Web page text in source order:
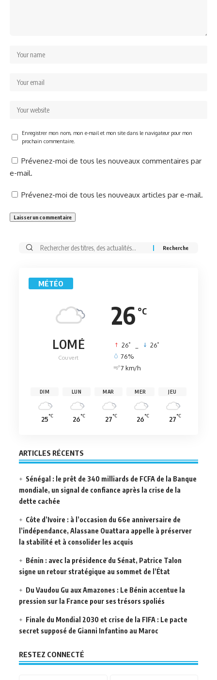
Enregistrer mon nom, mon e-mail et mon site dans le navigateur pour mon
prochain commentaire.
Prévenez-moi de tous les nouveaux commentaires par
e-mail.
Prévenez-moi de tous les nouveaux articles par e-mail.
Rechercher:
MÉTÉO
26 °C
LOMÉ
Couvert
26° 26°
76%
7 km/h
DIM
25°C
LUN
26°C
MAR
27°C
MER
26°C
JEU
27°C
ARTICLES RÉCENTS
Sénégal : le prêt de 340 milliards de FCFA de la Banque
mondiale, un signal de confiance après la crise de la
dette cachée
Côte d’Ivoire : à l’occasion du 66e anniversaire de
l’indépendance, Alassane Ouattara appelle à préserver
la stabilité et à consolider les acquis
Bénin : avec la présidence du Sénat, Patrice Talon
signe un retour stratégique au sommet de l’État
Du Vaudou Gu aux Amazones : Le Bénin accentue la
pression sur la France pour ses trésors spoliés
Finale du Mondial 2030 et crise de la FIFA : Le pacte
secret supposé de Gianni Infantino au Maroc
RESTEZ CONNECTÉ